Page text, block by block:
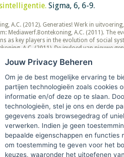
Sigma, 6, 6-9.
A.C. (2012). Generaties! Werk in
Mediawerf.Bontekoning, A.C. (2011). The
as key players in the evolution of social
A.C. (2011). De invloed van nieuwe
Jouw Privacy Beheren
Om je de best mogelijke ervaring te
partijen technologieën zoals cookies
informatie en/of deze op te slaan.
technologieën, stel je ons en derde
gegevens zoals browsegedrag of
verwerken. Indien je geen
bepaalde eigenschappen en functies
om toestemming te geven voor het
keuzes, waaronder het uitoefenen